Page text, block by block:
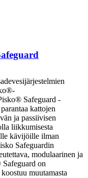
Safeguard -
kattojen
ja passiivisen
liikkumisesta
kävijöille ilman
Safeguardin
modulaarinen ja
on
muutamasta